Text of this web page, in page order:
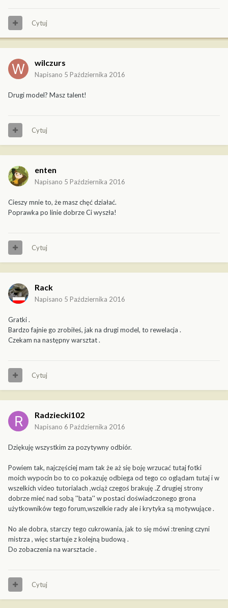
Cytuj
wilczurs
Napisano 5 Października 2016
Drugi model? Masz talent!
Cytuj
enten
Napisano 5 Października 2016
Cieszy mnie to, że masz chęć działać.
Poprawka po linie dobrze Ci wyszła!
Cytuj
Rack
Napisano 5 Października 2016
Gratki .
Bardzo fajnie go zrobiłeś, jak na drugi model, to rewelacja .
Czekam na następny warsztat .
Cytuj
Radziecki102
Napisano 6 Października 2016
Dziękuję wszystkim za pozytywny odbiór.
Powiem tak, najczęściej mam tak że aż się boję wrzucać tutaj fotki
moich wypocin bo to co pokazuję odbiega od tego co oglądam tutaj i w
wszelkich video tutorialach ,wciąż czegoś brakuję .Z drugiej strony
dobrze mieć nad sobą ''bata'' w postaci doświadczonego grona
użytkowników tego forum,wszelkie rady ale i krytyka są motywujące .
No ale dobra, starczy tego cukrowania, jak to się mówi :trening czyni
mistrza , więc startuje z kolejną budową .
Do zobaczenia na warsztacie .
Cytuj